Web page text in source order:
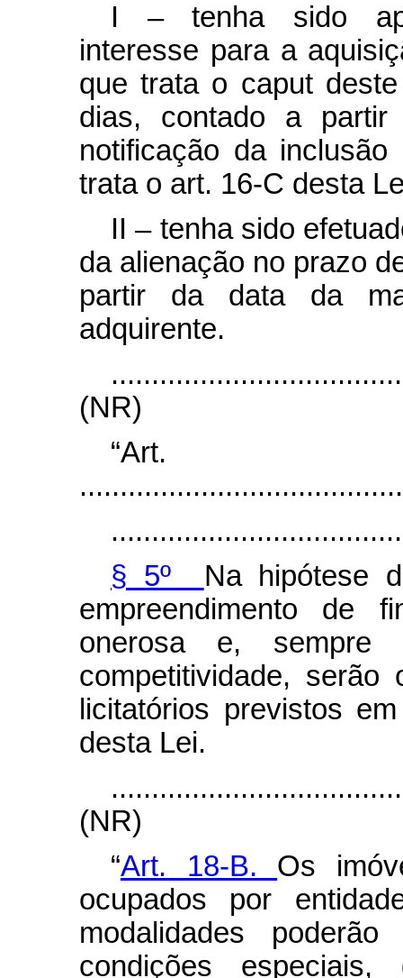
I – tenha sido
interesse para a
que trata o caputdeste
dias, contado a
notificação da
trata o art. 16-C desta
II – tenha sido
da alienação no prazo
partir da data da
adquirente.
(NR)
§ 5º Na hipótese
empreendimento de
onerosa e, sempre
competitividade, serão
licitatórios previstos
desta Lei.
(NR)
“Art. 18-B. Os
ocupados por
modalidades
condições especiais,